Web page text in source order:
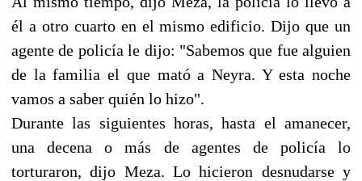
él a otro cuarto en el mismo edificio. Dijo que un
agente de policía le dijo: "Sabemos que fue alguien
de la familia el que mató a Neyra. Y esta noche
vamos a saber quién lo hizo".
Durante las siguientes horas, hasta el amanecer,
una decena o más de agentes de policía lo
torturaron, dijo Meza. Lo hicieron desnudarse y